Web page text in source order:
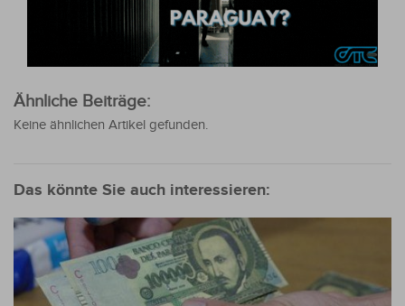
Ähnliche Beiträge:
Keine ähnlichen Artikel gefunden.
Das könnte Sie auch interessieren: